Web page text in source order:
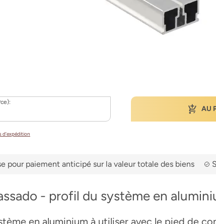
AU
d’expédition
pour paiement anticipé sur la valeur totale des biens
- profil du système en
en aluminium à utiliser avec le pied de